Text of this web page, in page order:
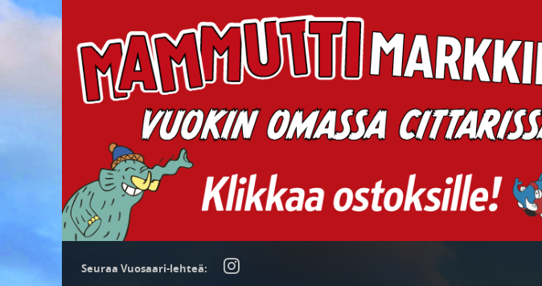
Seuraa Vuosaari-lehteä: